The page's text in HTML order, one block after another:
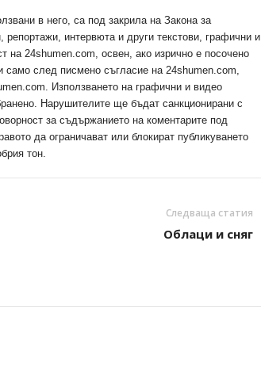
в него, са под закрила на Закона за
интервюта и други текстови, графични и
на 24shumen.com, освен, ако изрично е посочено
само след писмено съгласие на 24shumen.com,
Използването на графични и видео
Нарушителите ще бъдат санкционирани с
за съдържанието на коментарите под
да ограничават или блокират публикуването
тон.
Следваща статия
Облаци и сняг